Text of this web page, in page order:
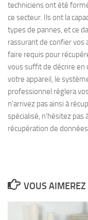
techniciens ont été
ce secteur. Ils ont la
types de pannes, et ce
rassurant de confier vos
faire requis pour
vous suffit de décrire en
votre appareil, le
professionnel réglera
n’arrivez pas ainsi à
spécialisé, n’hésitez
récupération de
VOUS AIMEREZ